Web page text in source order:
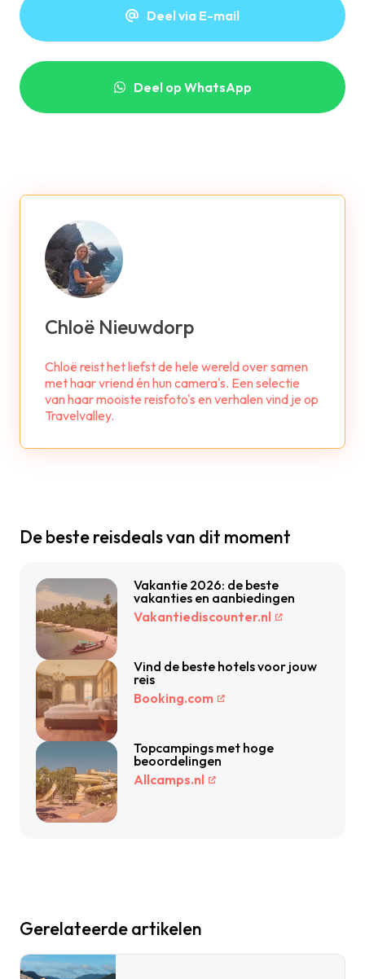
Deel via E-mail
Deel op WhatsApp
Chloë Nieuwdorp
Chloë reist het liefst de hele wereld over samen
met haar vriend én hun camera's. Een selectie
van haar mooiste reisfoto's en verhalen vind je op
Travelvalley.
De beste reisdeals van dit moment
Vakantie 2026: de beste
vakanties en aanbiedingen
Vakantiediscounter.nl
Vind de beste hotels voor jouw
reis
Booking.com
Topcampings met hoge
beoordelingen
Allcamps.nl
Gerelateerde artikelen